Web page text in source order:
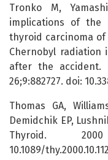
Tronko M,
implications of the
thyroid carcinoma
Chernobyl radiation
after the accident.
26;9:882727. doi:
Thomas GA,
Demidchik EP,
Thyroid. 2000
10.1089/